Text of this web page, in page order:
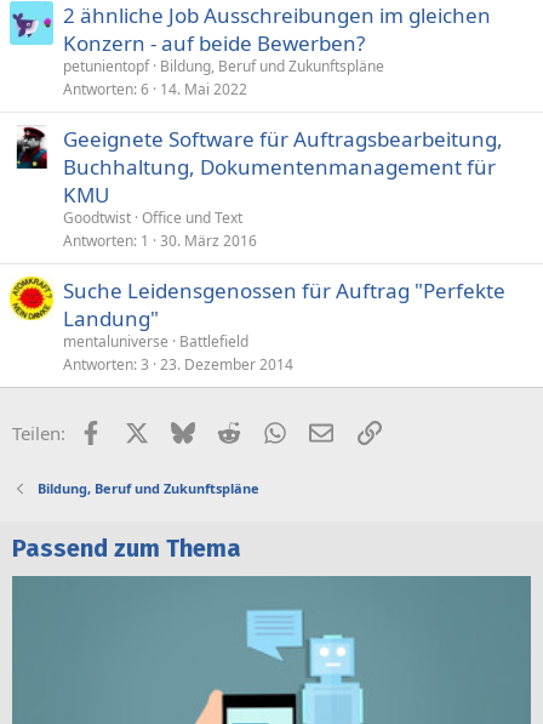
2 ähnliche Job Ausschreibungen im gleichen
Konzern - auf beide Bewerben?
petunientopf Bildung, Beruf und Zukunftspläne
Antworten 6 14. Mai 2022
Geeignete Software für Auftragsbearbeitung,
Buchhaltung, Dokumentenmanagement für
KMU
Goodtwist Office und Text
Antworten 1 30. März 2016
Suche Leidensgenossen für Auftrag "Perfekte
Landung"
mentaluniverse
Battlefield
Antworten 3 23. Dezember 2014
Teilen: FacebookX (Twitter)
BlueskyRedditWhatsApp
E-MailLink
Bildung, Beruf und Zukunftspläne
Passend zum Thema